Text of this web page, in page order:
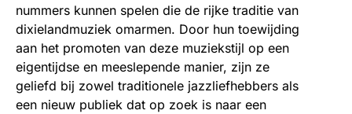
nummers kunnen spelen die de rijke traditie van
dixielandmuziek omarmen. Door hun toewijding
aan het promoten van deze muziekstijl op een
eigentijdse en meeslepende manier, zijn ze
geliefd bij zowel traditionele jazzliefhebbers als
een nieuw publiek dat op zoek is naar een